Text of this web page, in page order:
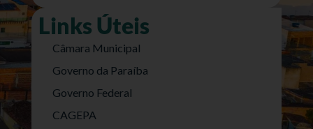
Links Úteis
Câmara Municipal
Governo da Paraíba
Governo Federal
CAGEPA